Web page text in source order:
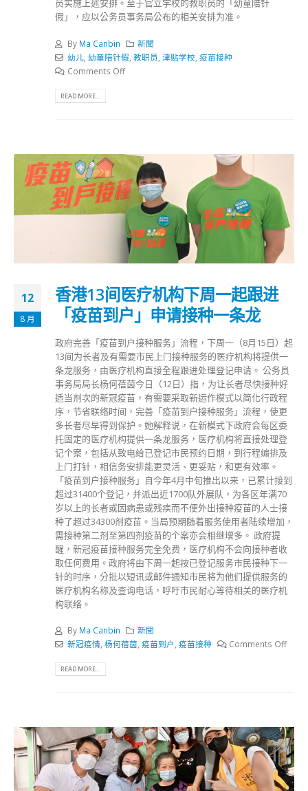
员实施上述安排。至于官立学校的教职员的「幼童陪针
假」，应以公务员事务局公布的相关安排为准。
By Ma Canbin
新聞
幼儿, 幼童陪针假 教职员 津贴学校 疫苗接种
Comments Off
READ MORE...
12
8 月
香港13间医疗机构下周一起跟进
「疫苗到户」申请接种一条龙
政府完善「疫苗到户接种服务」流程，下周一（8月15日）起
13间为长者及有需要市民上门接种服务的医疗机构将提供一
条龙服务，由医疗机构直接全程跟进处理登记申请。 公务员
事务局局长杨何蓓茵今日（12日）指，为让长者尽快接种好
适当剂次的新冠疫苗，有需要采取新运作模式以简化行政程
序，节省联络时间，完善「疫苗到户接种服务」流程，使更
多长者尽早得到保护。她解释说，在新模式下政府会每区委
托固定的医疗机构提供一条龙服务，医疗机构将直接处理登
记个案，包括从致电给已登记市民预约日期，到行程编排及
上门打针，相信务安排能更灵活、更妥贴，和更有效率。
「疫苗到户接种服务」自今年4月中旬推出以来，已累计接到
超过31400个登记，并派出近1700队外展队，为各区年满70
岁以上的长者或因病患或残疾而不便外出接种疫苗的人士接
种了超过34300剂疫苗。当局预期随着服务使用者陆续增加，
需接种第二剂至第四剂疫苗的个案亦会相继增多。 政府提
醒，新冠疫苗接种服务完全免费，医疗机构不会向接种者收
取任何费用。政府将由下周一起按已登记服务市民接种下一
针的时序，分批以短讯或邮件通知市民将为他们提供服务的
医疗机构名称及查询电话，呼吁市民耐心等待相关的医疗机
构联络。
By Ma Canbin
新聞
新冠疫情, 杨何蓓茵, 疫苗到户, 疫苗接种 Comments Off
READ MORE...